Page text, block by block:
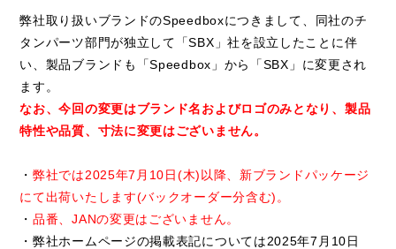
弊社取り扱いブランドのSpeedboxにつきまして、同社のチ
タンパーツ部門が独立して「SBX」社を設立したことに伴
い、製品ブランドも「Speedbox」から「SBX」に変更され
ます。
なお、今回の変更はブランド名およびロゴのみとなり、製品
特性や品質、寸法に変更はございません。
・弊社では2025年7月10日(木)以降、新ブランドパッケージ
にて出荷いたします(バックオーダー分含む)。
・品番、JANの変更はございません。
・弊社ホームページの掲載表記については2025年7月10日